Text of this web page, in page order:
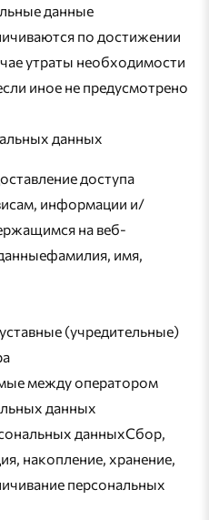
данные
по достижении
утраты необходимости
иное не предусмотрено
данных
доступа
информации и/
на веб-
имя,
(учредительные)
между оператором
данных
данныхСбор,
накопление, хранение,
персональных